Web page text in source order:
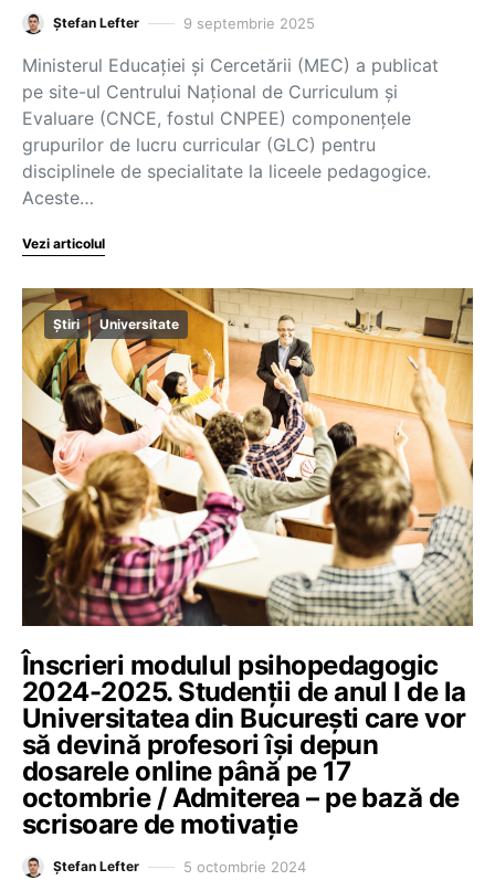
Ștefan Lefter 9 septembrie 2025
Ministerul Educației și Cercetării (MEC) a publicat
pe site-ul Centrului Național de Curriculum și
Evaluare (CNCE, fostul CNPEE) componențele
grupurilor de lucru curricular (GLC) pentru
disciplinele de specialitate la liceele pedagogice.
Aceste…
Vezi articolul
Știri Universitate
Înscrieri modulul psihopedagogic
2024-2025. Studenții de anul I de la
Universitatea din București care vor
să devină profesori își depun
dosarele online până pe 17
octombrie / Admiterea – pe bază de
scrisoare de motivație
Ștefan Lefter 5 octombrie 2024